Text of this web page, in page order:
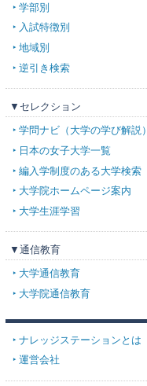
学部別
入試特徴別
地域別
逆引き検索
▼セレクション
学問ナビ（大学の学び解説）
日本の女子大学一覧
編入学制度のある大学検索
大学院ホームページ案内
大学生涯学習
▼通信教育
大学通信教育
大学院通信教育
ナレッジステーションとは
運営会社